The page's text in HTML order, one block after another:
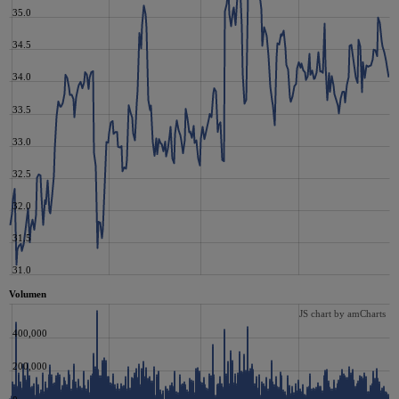
31.0
31.5
32.0
32.5
33.0
33.5
34.0
34.5
35.0
Volumen
200,000
400,000
JS chart by amCharts